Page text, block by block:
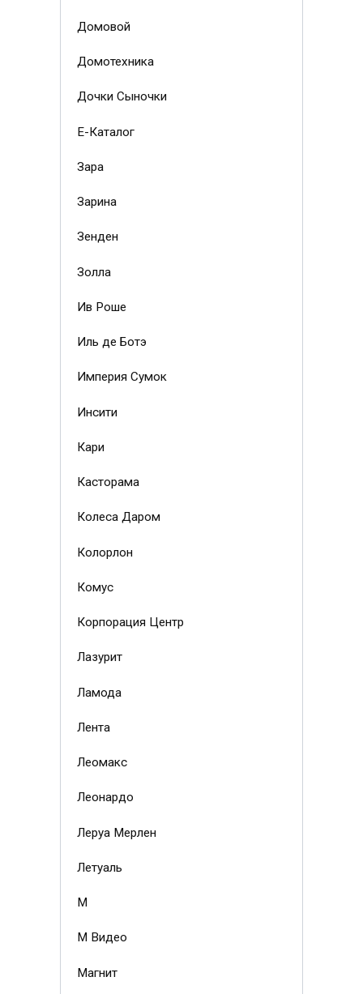
Домовой
Домотехника
Дочки Сыночки
Е-Каталог
Зара
Зарина
Зенден
Золла
Ив Роше
Иль де Ботэ
Империя Сумок
Инсити
Кари
Касторама
Колеса Даром
Колорлон
Комус
Корпорация Центр
Лазурит
Ламода
Лента
Леомакс
Леонардо
Леруа Мерлен
Летуаль
М
М Видео
Магнит